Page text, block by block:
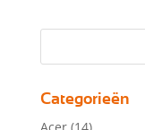
Categorieën